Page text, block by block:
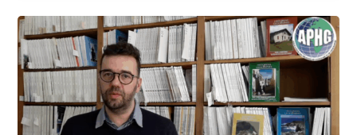
Critique d’ouvrages publiés
Culture